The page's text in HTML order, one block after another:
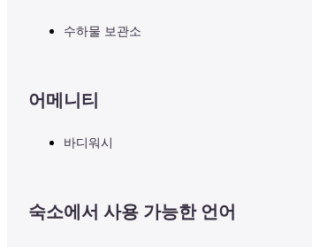
수하물 보관소
어메니티
바디워시
숙소에서 사용 가능한 언어